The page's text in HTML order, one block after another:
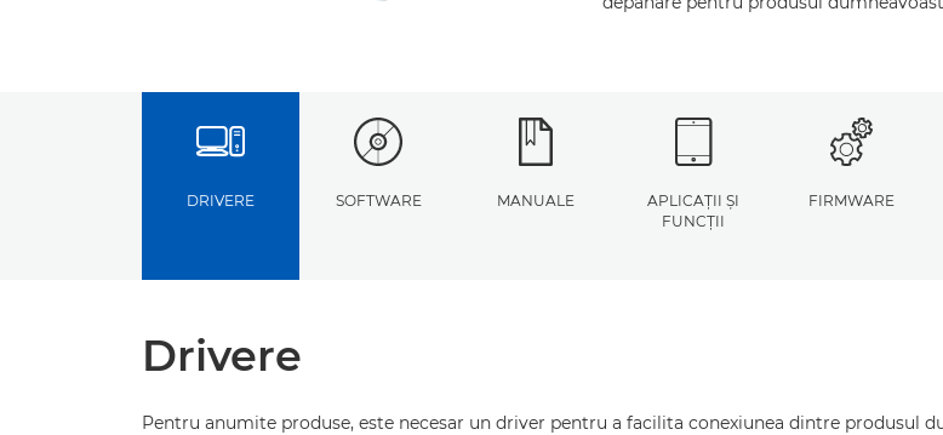
DRIVERE SOFTWARE MANUALE
APLICAŢII ŞI
FUNCŢII
FIRMWARE
Drivere
Pentru anumite produse, este necesar un driver pentru a facilita conexiunea dintre produsul